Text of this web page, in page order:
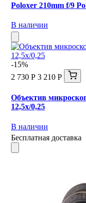
Poloxer 210mm f/9
В наличии
-15%
2 730 Р 3 210 Р
Объектив
12,5x/0,25
В наличии
Бесплатная доставка